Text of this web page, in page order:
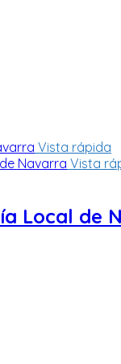
Vista rápida
Vista
Local de